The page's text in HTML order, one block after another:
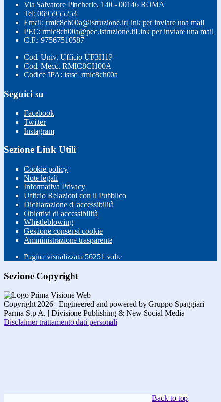
Via Salvatore Pincherle, 140 - 00146 ROMA
Tel: 0695955253
Email: rmic8ch00a@istruzione.itLink per inviare una mail
PEC: rmic8ch00a@pec.istruzione.itLink per inviare una mail
C.F.: 97567510587
Cod. Univ. Ufficio UF3H1P
Cod. Mecc. RMIC8CH00A
Codice IPA: istsc_rmic8ch00a
Seguici su
Facebook
Twitter
Instagram
Sezione Link Utili
Cookie policy
Note legali
Informativa Privacy
Ufficio Relazioni con il Pubblico
Dichiarazione di accessibilità
Obiettivi di accessibilità
Whistleblowing
Gestione consensi cookie
Amministrazione trasparente
Pagina visualizzata 56251 volte
Sezione Copyright
Copyright 2026 | Engineered and powered by Gruppo Spaggiari
Parma S.p.A. | Divisione Publishing & New Social Media
Disclaimer trattamento dati personali
Back to top